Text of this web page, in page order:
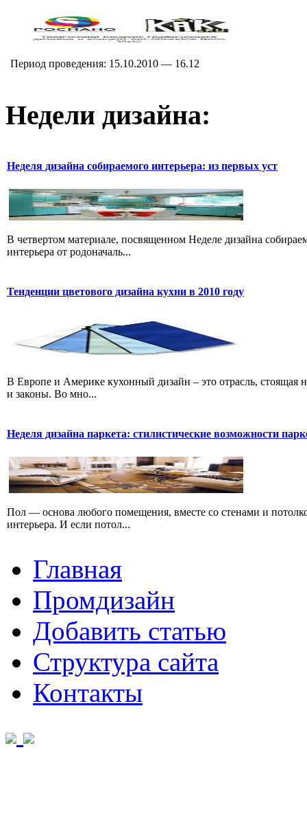
Период проведения: 15.10.2010 — 16.12
Недели дизайна:
Неделя дизайна собираемого интерьера: из первых уст
В четвертом материале, посвященном Неделе дизайна
интерьера от родоначаль...
Тенденции цветового дизайна кухни в 2010 году
В Европе и Америке кухонный дизайн – это отрасль, стоящая
и законы. Во мно...
Неделя дизайна паркета: стилистические возможности
Пол — основа любого помещения, вместе со стенами и
интерьера. И если потол...
Главная
Промдизайн
Добавить статью
Структура сайта
Контакты